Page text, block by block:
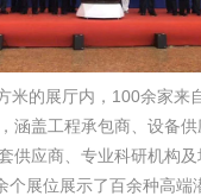
米的展厅内，100余家来
涵盖工程承包商、设备
供应商、专业科研机构
个展位展示了百余种高端